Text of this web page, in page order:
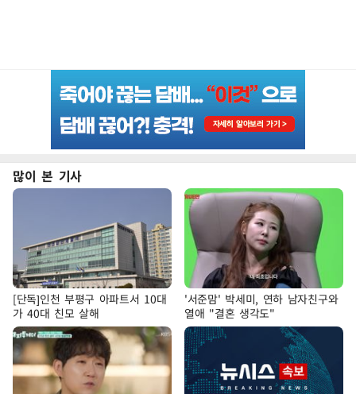
많이 본 기사
[단독]인천 부평구 아파트서 10대
가 40대 친모 살해
'서준맘' 박세미, 연하 남자친구와
열애 "결혼 생각도"